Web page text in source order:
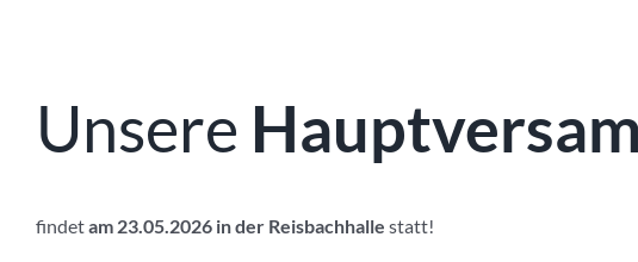
Unsere
findetam 23.05.2026 in der Reisbachhalle statt!